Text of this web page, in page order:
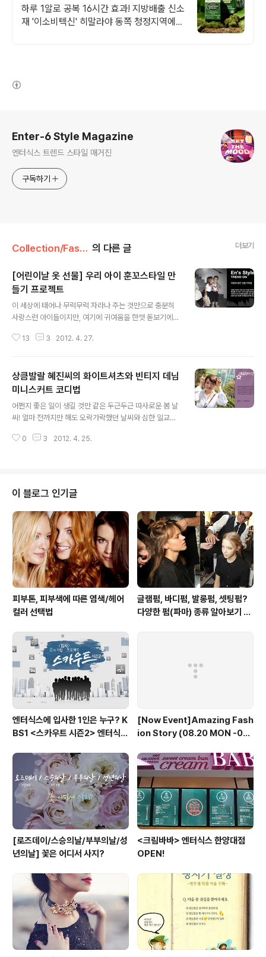
하루 1알로 공복 16시간 효과! 지방배출 신소
재 '이소비텍신' 히말라야 동쪽 청정지역에서
Enter-6 Style Magazine
엔터식스 트렌드 스타일 매거진
구독하기
Collection/Fashion 의 다른 글 더보기
[어린이날 옷 선물] 우리 아이 훈꼬스타일 만
들기 프로젝트
이 세상에 태어나 무럭무럭 자라나 주는 것만으로 충분히
사랑스런 아이들이지만, 여기에 귀여움을 한껏 돋보기에
훈한 꼬마로 거듭나게 하는 건 어떨까요? 곧 다가올 어린이
발레리나 스커트가 달려 있거나 깜찍한 레이스와 프릴이
층층이 달려 있는 프릴 원피스, 또는 시원하고 앙증맞게 입
을 수 있는 슬리브 원피스나 노출조차 귀여운 미니멀한 튜
브톱 원피스 등 어린이날 공주님들한테는 이런 사랑스럽고
풍의 원피스는 미취학 아동시절에 한껏 멋을 부리며 입게
13 3 2012. 4. 27.
상큼발랄 혜진씨의 화이트셔츠와 빈티지 데님
미니스커트 코디법
어쩐지 좋은 일이 생길 것만 같은 두근두근 따사로운 봄 날
씨! 얼마 전까지만 해도 오락가락했던 날씨와 심한 일교차
택하느라 고민이 많았는데요. 이제는! 아무 걱정없이 화사
원으로 피크닉을 나왔는데요. 그곳에서 만난 여자 분이 바
로 오늘 인터뷰 주인공이랍니다. 맑고 청명한 하늘과 산들
바람 아래서 자연 건조된 듯한 눈부신 화이트 셔츠와 한없
이 투명에 가까운 페일 블루 데님 미니 스커트가 마음에 쏙
들었거든요. 봄 햇살 아래서 더욱 반짝반짝 빛나는 오늘의
상큼발랄한 주인공 혜진씨를 소개..
0 3 2012. 4. 25.
이 블로그 인기글
피부톤, 피부색에 따른 염색/헤어
컬러 선택법
글램펌, 바디펌, 발롱펌, 셋팅펌?
다양한 펌(파마) 종류 알아보기 여
엔터식스에 입사한 1인은 누구? K
BS1 <스카우트 시즌2> 엔터식스
[Now Event]Amazing Fash
ion Story (08.20 MON -08.
[로즈데이/스승의날/부부의날/성
년의날] 꽃은 어디서 사지?
<크림바바> 엔터식스 한양대점
OPEN!